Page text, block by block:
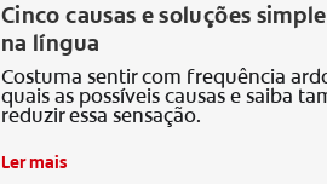
Cinco causas e soluções
na língua
Costuma sentir com frequência
quais as possíveis causas e saiba
reduzir essa sensação.
Ler mais